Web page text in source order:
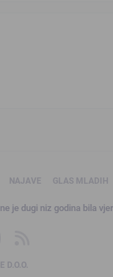
NAJAVE GLAS MLADIH
je dugi niz godina bila